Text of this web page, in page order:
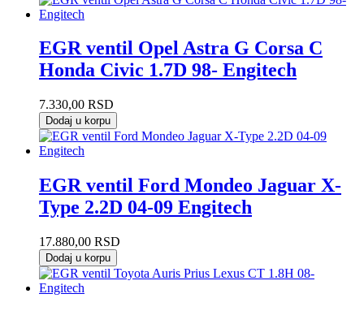
EGR ventil Opel Astra G Corsa C
Honda Civic 1.7D 98- Engitech
7.330,00 RSD
Dodaj u korpu
EGR ventil Ford Mondeo Jaguar X-
Type 2.2D 04-09 Engitech
17.880,00 RSD
Dodaj u korpu